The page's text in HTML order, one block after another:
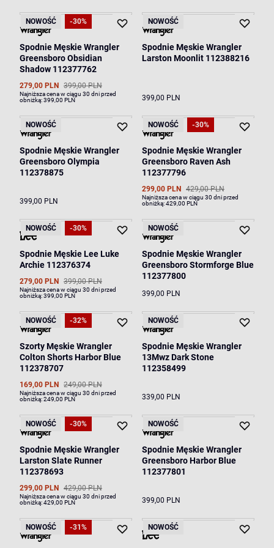
NOWOŚĆ -30%
Spodnie Męskie Wrangler
Greensboro Obsidian
Shadow 112377762
279,00 PLN 399,00 PLN
Najniższa cena w ciągu 30 dni przed
obniżką:399,00 PLN
NOWOŚĆ
Spodnie Męskie Wrangler
Larston Moonlit 112388216
399,00 PLN
NOWOŚĆ
Spodnie Męskie Wrangler
Greensboro Olympia
112378875
399,00 PLN
NOWOŚĆ -30%
Spodnie Męskie Wrangler
Greensboro Raven Ash
112377796
299,00 PLN 429,00 PLN
Najniższa cena w ciągu 30 dni przed
obniżką:429,00 PLN
NOWOŚĆ -30%
Spodnie Męskie Lee Luke
Archie 112376374
279,00 PLN 399,00 PLN
Najniższa cena w ciągu 30 dni przed
obniżką:399,00 PLN
NOWOŚĆ
Spodnie Męskie Wrangler
Greensboro Stormforge Blue
112377800
399,00 PLN
NOWOŚĆ -32%
Szorty Męskie Wrangler
Colton Shorts Harbor Blue
112378707
169,00 PLN 249,00 PLN
Najniższa cena w ciągu 30 dni przed
obniżką:249,00 PLN
NOWOŚĆ
Spodnie Męskie Wrangler
13Mwz Dark Stone
112358499
339,00 PLN
NOWOŚĆ -30%
Spodnie Męskie Wrangler
Larston Slate Runner
112378693
299,00 PLN 429,00 PLN
Najniższa cena w ciągu 30 dni przed
obniżką:429,00 PLN
NOWOŚĆ
Spodnie Męskie Wrangler
Greensboro Harbor Blue
112377801
399,00 PLN
NOWOŚĆ -31% NOWOŚĆ